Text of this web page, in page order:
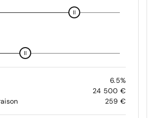
6.5%
24 500 €
259 €